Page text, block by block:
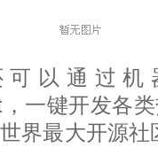
以通过机
一键开发各
界最大开源